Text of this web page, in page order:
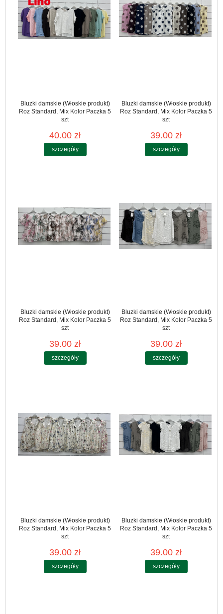
Bluzki damskie (Włoskie produkt)
Roz Standard, Mix Kolor Paczka 5
szt
40.00 zł
szczegóły
Bluzki damskie (Włoskie produkt)
Roz Standard, Mix Kolor Paczka 5
szt
39.00 zł
szczegóły
Bluzki damskie (Włoskie produkt)
Roz Standard, Mix Kolor Paczka 5
szt
39.00 zł
szczegóły
Bluzki damskie (Włoskie produkt)
Roz Standard, Mix Kolor Paczka 5
szt
39.00 zł
szczegóły
Bluzki damskie (Włoskie produkt)
Roz Standard, Mix Kolor Paczka 5
szt
39.00 zł
szczegóły
Bluzki damskie (Włoskie produkt)
Roz Standard, Mix Kolor Paczka 5
szt
39.00 zł
szczegóły